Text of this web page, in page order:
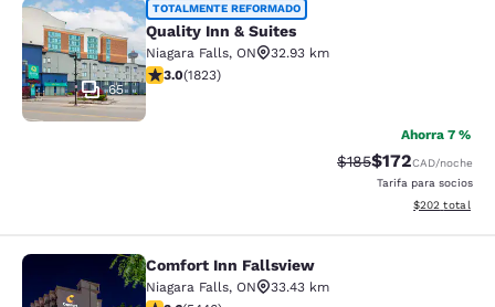
Quality Inn & Suites
65
TOTALMENTE REFORMADO
Quality Inn & Suites
Niagara Falls, ON
32.93 km
Calificación de 2.96 estrellas. Razonable. 1823
3.0(1823)
Ahorra 7 %
Tarifa tachada:
$185Tarifa reducida:
$172CAD/noche
Tarifa para socios
Ver detalles
$202 total
Comfort Inn Fallsview
Comfort Inn Fallsview
Niagara Falls, ON
33.43 km